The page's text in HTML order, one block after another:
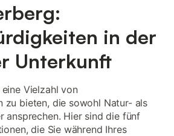
in der
Unterkunft
Vielzahl von
zu bieten, die sowohl Natur- als
ansprechen. Hier sind die fünf
die Sie während Ihres